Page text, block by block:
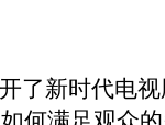
新时代电视